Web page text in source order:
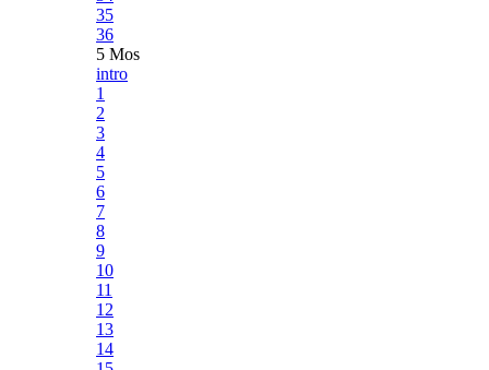
35
36
5 Mos
intro
1
2
3
4
5
6
7
8
9
10
11
12
13
14